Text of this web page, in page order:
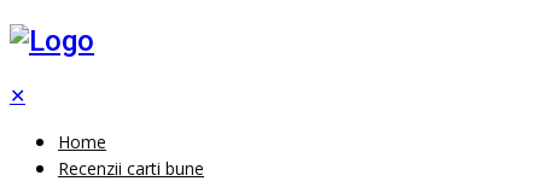
✕
Home
Recenzii carti bune